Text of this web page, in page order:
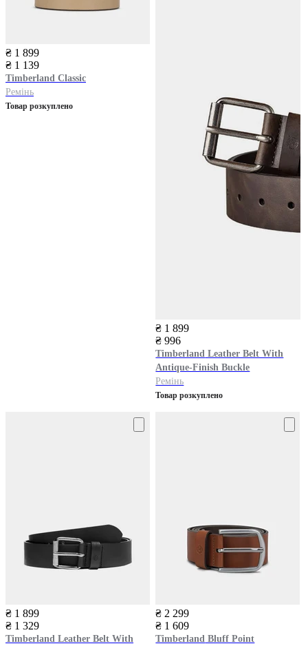
₴ 1 899
₴ 1 139
Timberland Classic
Ремінь
Товар розкуплено
₴ 1 899
₴ 996
Timberland Leather Belt With
Antique-Finish Buckle
Ремінь
Товар розкуплено
₴ 1 899
₴ 1 329
Timberland Leather Belt With
₴ 2 299
₴ 1 609
Timberland Bluff Point